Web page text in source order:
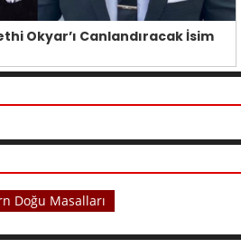
Okyar’ı Canlandıracak İsim
Doğu Masalları